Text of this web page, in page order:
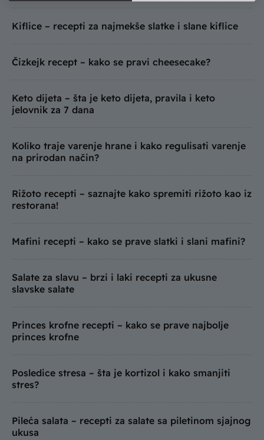
Kiflice – recepti za najmekše slatke i slane kiflice
Čizkejk recept – kako se pravi cheesecake?
Keto dijeta – šta je keto dijeta, pravila i keto
jelovnik za 7 dana
Koliko traje varenje hrane i kako regulisati varenje
na prirodan način?
Rižoto recepti – saznajte kako spremiti rižoto kao iz
restorana!
Mafini recepti – kako se prave slatki i slani mafini?
Salate za slavu – brzi i laki recepti za ukusne
slavske salate
Princes krofne recepti – kako se prave najbolje
princes krofne
Posledice stresa – šta je kortizol i kako smanjiti
stres?
Pileća salata – recepti za salate sa piletinom sjajnog
ukusa